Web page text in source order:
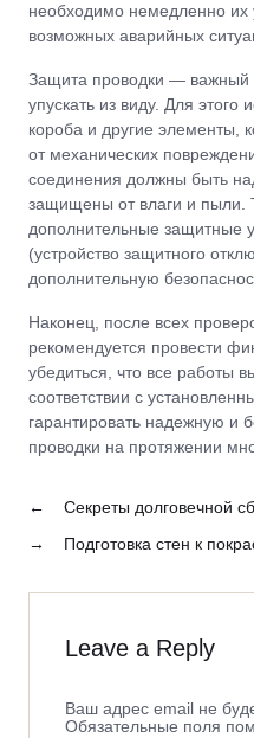
необходимо немедленно их
возможных аварийных
Защита проводки — важный
упускать из виду. Для этого
короба и другие элементы,
от механических
соединения должны быть
защищены от влаги и пыли.
дополнительные защитные
(устройство защитного
дополнительную
Наконец, после всех
рекомендуется провести
убедиться, что все работы
соответствии с
гарантировать надежную и
проводки на протяжении
←
Секреты долговечной
→
Подготовка стен к
Leave a Reply
Ваш адрес email не
Обязательные поля